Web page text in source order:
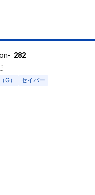
- 282
G） セイバー